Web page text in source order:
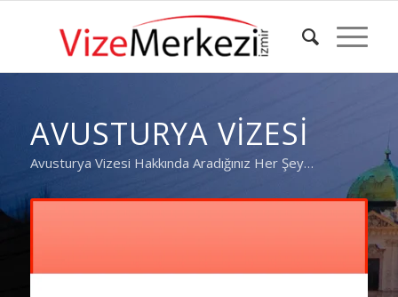
AVUSTURYA VIZESI
Avusturya Vizesi Hakkında Aradığınız Her Şey…